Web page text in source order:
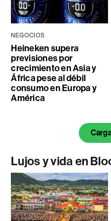
NEGOCIOS
Heineken supera
previsiones por
crecimiento en Asia y
África pese al débil
consumo en Europa y
América
Lujos y vida en